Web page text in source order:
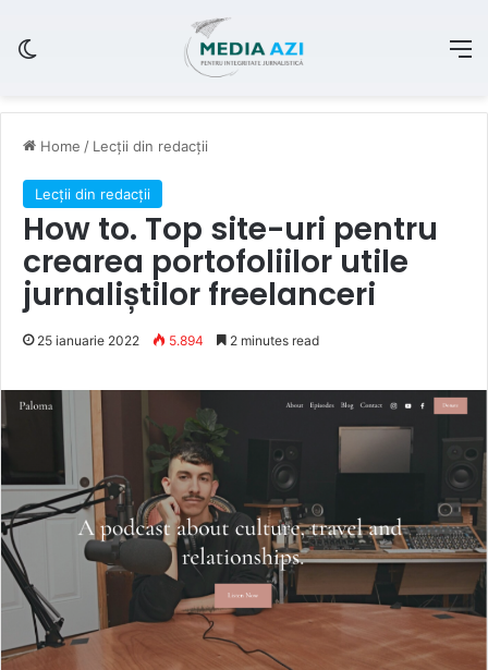
Home / Lecții din redacții
Lecții din redacții
How to. Top site-uri pentru
crearea portofoliilor utile
jurnaliștilor freelanceri
25 ianuarie 2022 5.894 2 minutes read